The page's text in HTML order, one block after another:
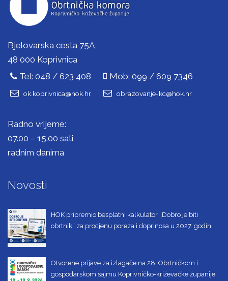
Bjelovarska cesta 75A,
48 000 Koprivnica
Tel: 048 / 623 408
Mob: 099 / 609 7346
ok.koprivnica@hok.hr obrazovanje-kc@hok.hr
Radno vrijeme:
07.00 – 15.00 sati
radnim danima
Novosti
HOK pripremio besplatni kalkulator „Dobro je biti
obrtnik“ za procjenu poreza i doprinosa u 2027. godini
Otvorene prijave za izlagače na 28. Obrtničkom i
gospodarskom sajmu Koprivničko-križevačke županije